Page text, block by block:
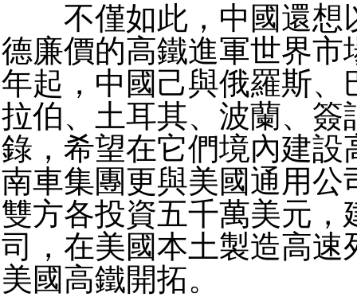
不僅如此，中國還想
德廉價的高鐵進軍世界市
年起，中國己與俄羅斯、
拉伯、土耳其、波蘭、簽
錄，希望在它們境內建設
南車集團更與美國通用公
雙方各投資五千萬美元，
司，在美國本土製造高速
美國高鐵開拓。